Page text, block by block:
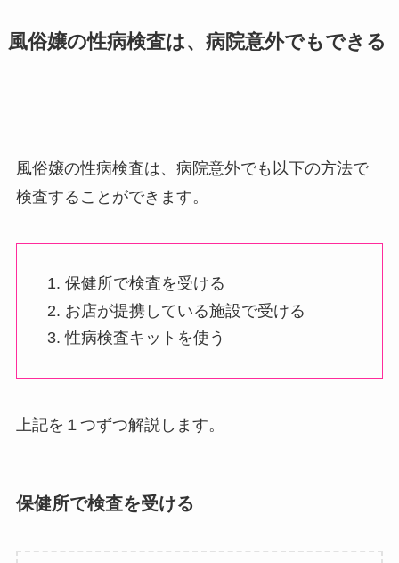
風俗嬢の性病検査は、病院意外でもできる
風俗嬢の性病検査は、病院意外でも以下の方法で
検査することができます。
保健所で検査を受ける
お店が提携している施設で受ける
性病検査キットを使う
上記を１つずつ解説します。
保健所で検査を受ける